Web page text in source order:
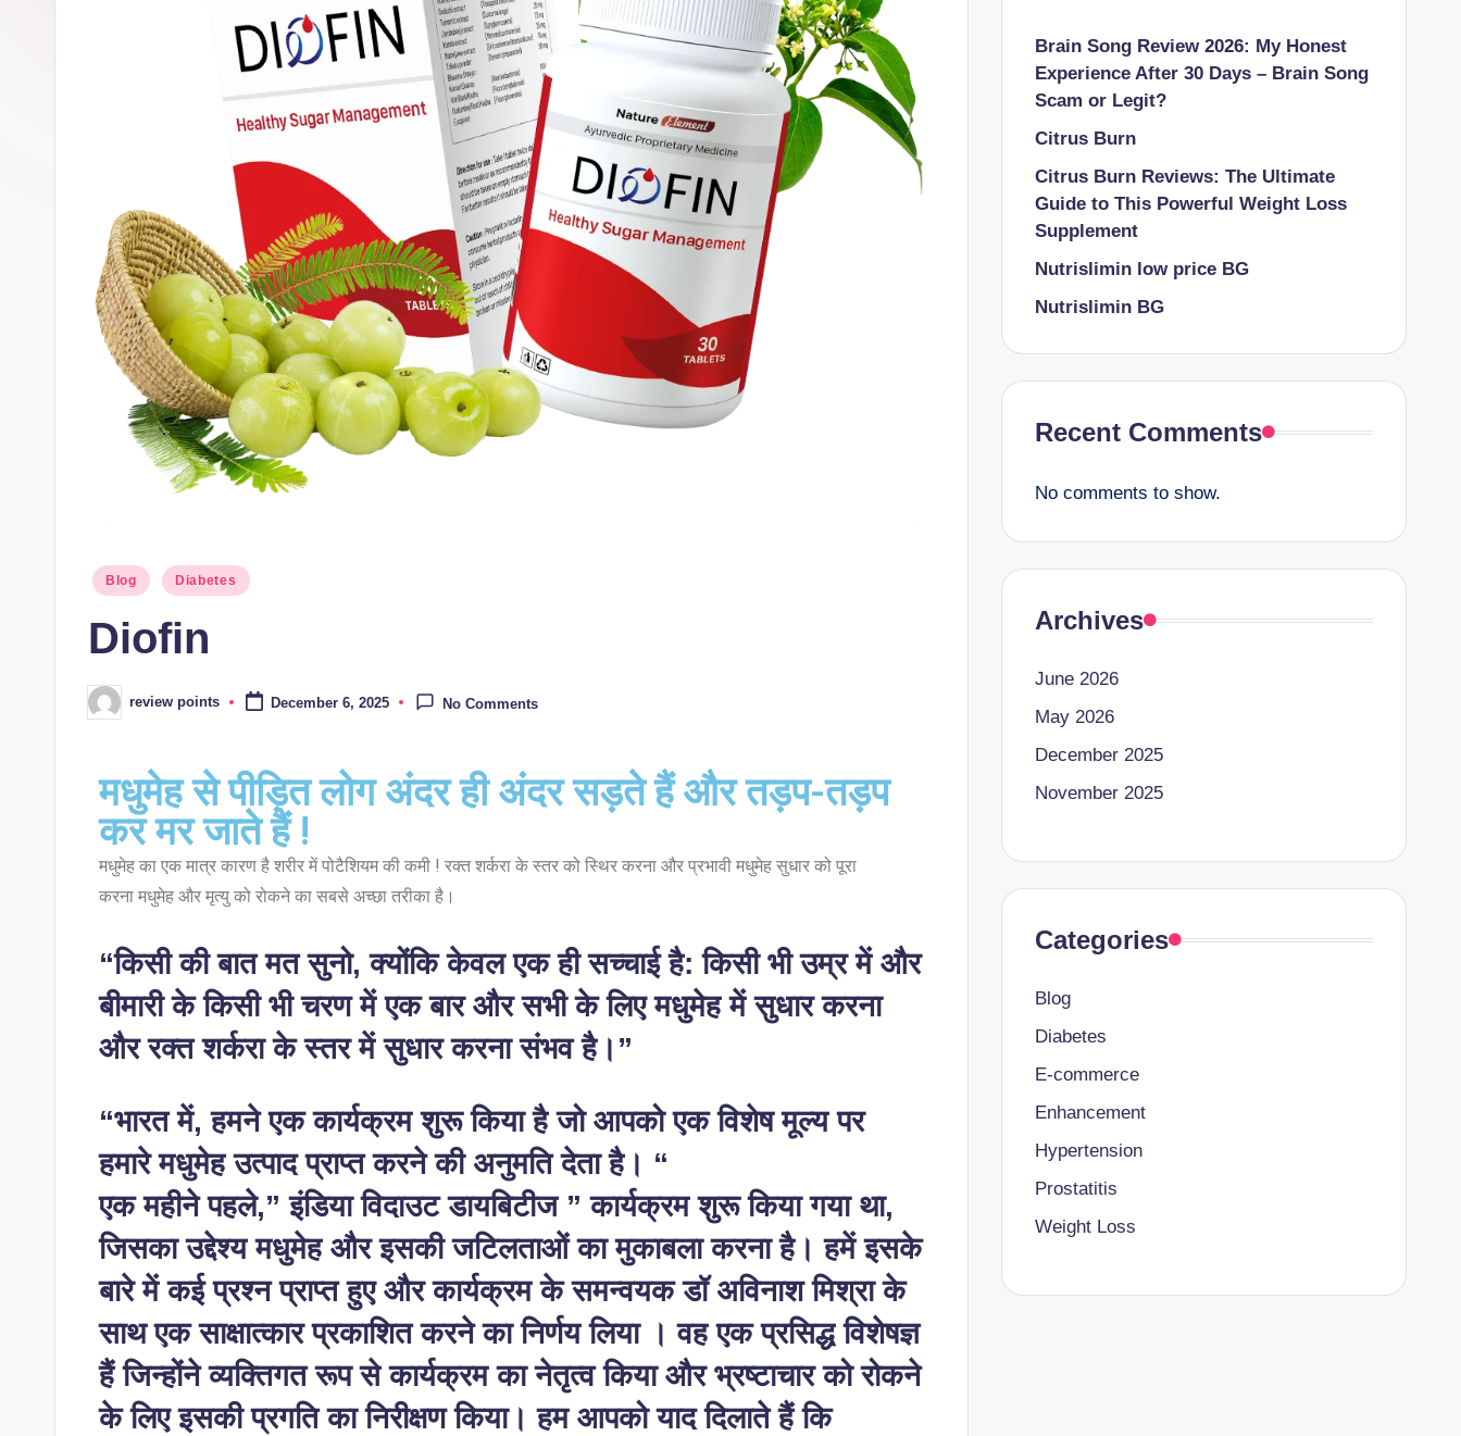
Blog Diabetes
Diofin
review points December 6, 2025 No Comments
मधुमेह से पीड़ित लोग अंदर ही अंदर सड़ते हैं और तड़प-तड़प
कर मर जाते हैं !
मधुमेह का एक मात्र कारण है शरीर में पोटैशियम की कमी ! रक्त शर्करा के स्तर को स्थिर करना और प्रभावी मधुमेह सुधार को पूरा
करना मधुमेह और मृत्यु को रोकने का सबसे अच्छा तरीका है।
“किसी की बात मत सुनो, क्योंकि केवल एक ही सच्चाई है: किसी भी उम्र में और
बीमारी के किसी भी चरण में एक बार और सभी के लिए मधुमेह में सुधार करना
और रक्त शर्करा के स्तर में सुधार करना संभव है।”
“भारत में, हमने एक कार्यक्रम शुरू किया है जो आपको एक विशेष मूल्य पर
हमारे मधुमेह उत्पाद प्राप्त करने की अनुमति देता है। “
एक महीने पहले,” इंडिया विदाउट डायबिटीज ” कार्यक्रम शुरू किया गया था,
जिसका उद्देश्य मधुमेह और इसकी जटिलताओं का मुकाबला करना है। हमें इसके
बारे में कई प्रश्न प्राप्त हुए और कार्यक्रम के समन्वयक डॉ अविनाश मिश्रा के
साथ एक साक्षात्कार प्रकाशित करने का निर्णय लिया । वह एक प्रसिद्ध विशेषज्ञ
हैं जिन्होंने व्यक्तिगत रूप से कार्यक्रम का नेतृत्व किया और भ्रष्टाचार को रोकने
के लिए इसकी प्रगति का निरीक्षण किया। हम आपको याद दिलाते हैं कि
Brain Song Review 2026: My Honest
Experience After 30 Days – Brain Song
Scam or Legit?
Citrus Burn
Citrus Burn Reviews: The Ultimate
Guide to This Powerful Weight Loss
Supplement
Nutrislimin low price BG
Nutrislimin BG
Recent Comments
No comments to show.
Archives
June 2026
May 2026
December 2025
November 2025
Categories
Blog
Diabetes
E-commerce
Enhancement
Hypertension
Prostatitis
Weight Loss